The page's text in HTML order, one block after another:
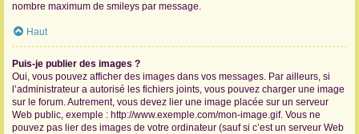
nombre maximum de smileys par message.
Haut
Puis-je publier des images ?
Oui, vous pouvez afficher des images dans vos messages. Par ailleurs, si
l’administrateur a autorisé les fichiers joints, vous pouvez charger une image
sur le forum. Autrement, vous devez lier une image placée sur un serveur
Web public, exemple : http://www.exemple.com/mon-image.gif. Vous ne
pouvez pas lier des images de votre ordinateur (sauf si c’est un serveur Web